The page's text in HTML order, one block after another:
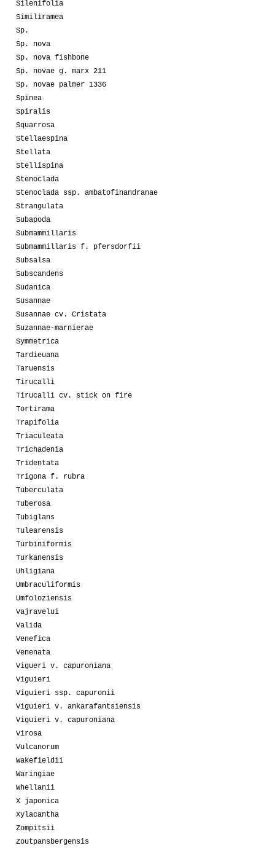
Silenifolia
Similiramea
Sp.
Sp. nova
Sp. nova fishbone
Sp. novae g. marx 211
Sp. novae palmer 1336
Spinea
Spiralis
Squarrosa
Stellaespina
Stellata
Stellispina
Stenoclada
Stenoclada ssp. ambatofinandranae
Strangulata
Subapoda
Submammillaris
Submammillaris f. pfersdorfii
Subsalsa
Subscandens
Sudanica
Susannae
Susannae cv. Cristata
Suzannae-marnierae
Symmetrica
Tardieuana
Taruensis
Tirucalli
Tirucalli cv. stick on fire
Tortirama
Trapifolia
Triaculeata
Trichadenia
Tridentata
Trigona f. rubra
Tuberculata
Tuberosa
Tubiglans
Tulearensis
Turbiniformis
Turkanensis
Uhligiana
Umbraculiformis
Umfoloziensis
Vajravelui
Valida
Venefica
Venenata
Vigueri v. capuroniana
Viguieri
Viguieri ssp. capuronii
Viguieri v. ankarafantsiensis
Viguieri v. capuroniana
Virosa
Vulcanorum
Wakefieldii
Waringiae
Whellanii
X japonica
Xylacantha
Zompitsii
Zoutpansbergensis